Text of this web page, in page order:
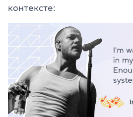
контексте: